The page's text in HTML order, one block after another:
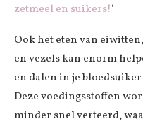
zetmeel en suikers!‘
Ook het eten van
en vezels kan enorm
en dalen in je
Deze voedingsstoffen
minder snel verteerd,